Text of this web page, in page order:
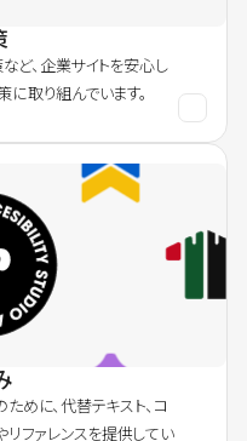
ど、企業サイトを安心し
に取り組んでいます。
めに、代替テキスト、コ
ファレンスを提供してい